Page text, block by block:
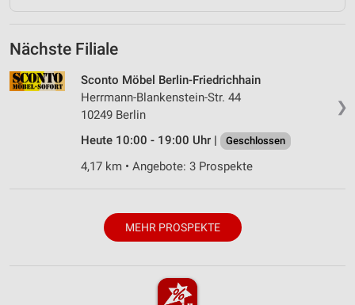
Nächste Filiale
❯
Sconto Möbel Berlin-Friedrichhain
Herrmann-Blankenstein-Str. 44
10249 Berlin
Heute 10:00 - 19:00 Uhr |
Geschlossen
4,17 km • Angebote: 3 Prospekte
MEHR PROSPEKTE